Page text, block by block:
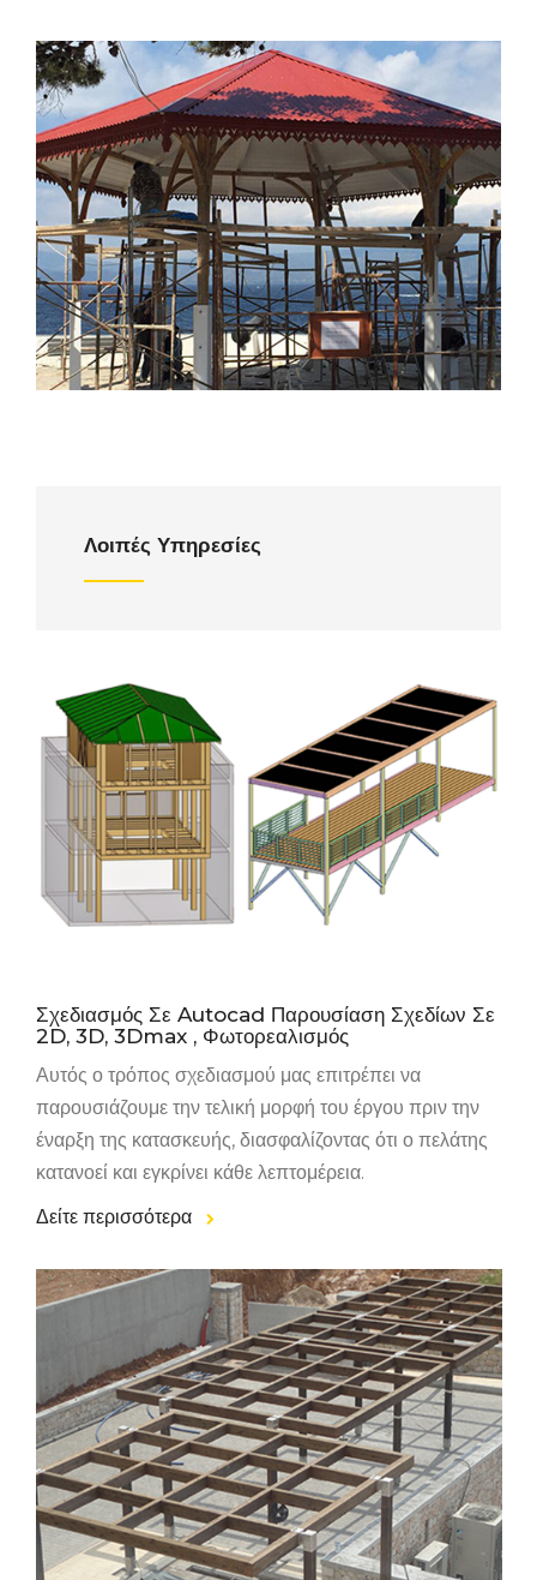
Λοιπές Υπηρεσίες
Σχεδιασμός Σε Autocad Παρουσίαση Σχεδίων Σε
2D, 3D, 3Dmax , Φωτορεαλισμός
Αυτός ο τρόπος σχεδιασμού μας επιτρέπει να
παρουσιάζουμε την τελική μορφή του έργου πριν την
έναρξη της κατασκευής, διασφαλίζοντας ότι ο πελάτης
κατανοεί και εγκρίνει κάθε λεπτομέρεια.
Δείτε περισσότερα